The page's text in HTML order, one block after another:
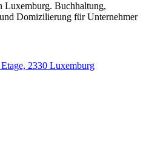
Luxemburg. Buchhaltung,
Domizilierung für Unternehmer
2330 Luxemburg